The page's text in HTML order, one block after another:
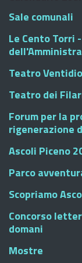
Sale comunali
Le Cento Torri
Teatro
Teatro dei
Forum per la
rigenerazione
Ascoli Piceno
Parco
Scopriamo
Concorso
domani
Mostre